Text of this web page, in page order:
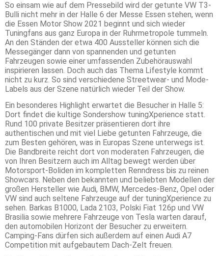
So einsam wie auf dem Pressebild wird der getunte VW T3-
Bulli nicht mehr in der Halle 6 der Messe Essen stehen, wenn
die Essen Motor Show 2021 beginnt und sich wieder
Tuningfans aus ganz Europa in der Ruhrmetropole tummeln.
An den Ständen der etwa 400 Aussteller können sich die
Messegänger dann von spannenden und getunten
Fahrzeugen sowie einer umfassenden Zubehörauswahl
inspirieren lassen. Doch auch das Thema Lifestyle kommt
nicht zu kurz. So sind verschiedene Streetwear- und Mode-
Labels aus der Szene natürlich wieder Teil der Show.
Ein besonderes Highlight erwartet die Besucher in Halle 5:
Dort findet die kultige Sondershow tuningXperience statt.
Rund 100 private Besitzer präsentieren dort ihre
authentischen und mit viel Liebe getunten Fahrzeuge, die
zum Besten gehören, was in Europas Szene unterwegs ist.
Die Bandbreite reicht dort von moderaten Fahrzeugen, die
von Ihren Besitzern auch im Alltag bewegt werden über
Motorsport-Boliden im kompletten Renndress bis zu reinen
Showcars. Neben den bekannten und beliebten Modellen der
großen Hersteller wie Audi, BMW, Mercedes-Benz, Opel oder
VW sind auch seltene Fahrzeuge auf der tuningXperience zu
sehen. Barkas B1000, Lada 2103, Polski Fiat 126p und VW
Brasilia sowie mehrere Fahrzeuge von Tesla warten darauf,
den automobilen Horizont der Besucher zu erweitern.
Camping-Fans dürfen sich außerdem auf einen Audi A7
Competition mit aufgebautem Dach-Zelt freuen.